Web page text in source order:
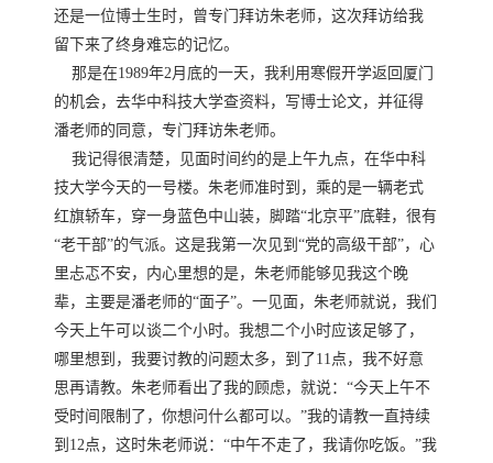
还是一位博士生时，曾专门拜访朱老师，这次拜访给我
留下来了终身难忘的记忆。
那是在1989年2月底的一天，我利用寒假开学返回厦门
的机会，去华中科技大学查资料，写博士论文，并征得
潘老师的同意，专门拜访朱老师。
我记得很清楚，见面时间约的是上午九点，在华中科
技大学今天的一号楼。朱老师准时到，乘的是一辆老式
红旗轿车，穿一身蓝色中山装，脚踏“北京平”底鞋，很有
“老干部”的气派。这是我第一次见到“党的高级干部”，心
里忐忑不安，内心里想的是，朱老师能够见我这个晚
辈，主要是潘老师的“面子”。一见面，朱老师就说，我们
今天上午可以谈二个小时。我想二个小时应该足够了，
哪里想到，我要讨教的问题太多，到了11点，我不好意
思再请教。朱老师看出了我的顾虑，就说：“今天上午不
受时间限制了，你想问什么都可以。”我的请教一直持续
到12点，这时朱老师说：“中午不走了，我请你吃饭。”我